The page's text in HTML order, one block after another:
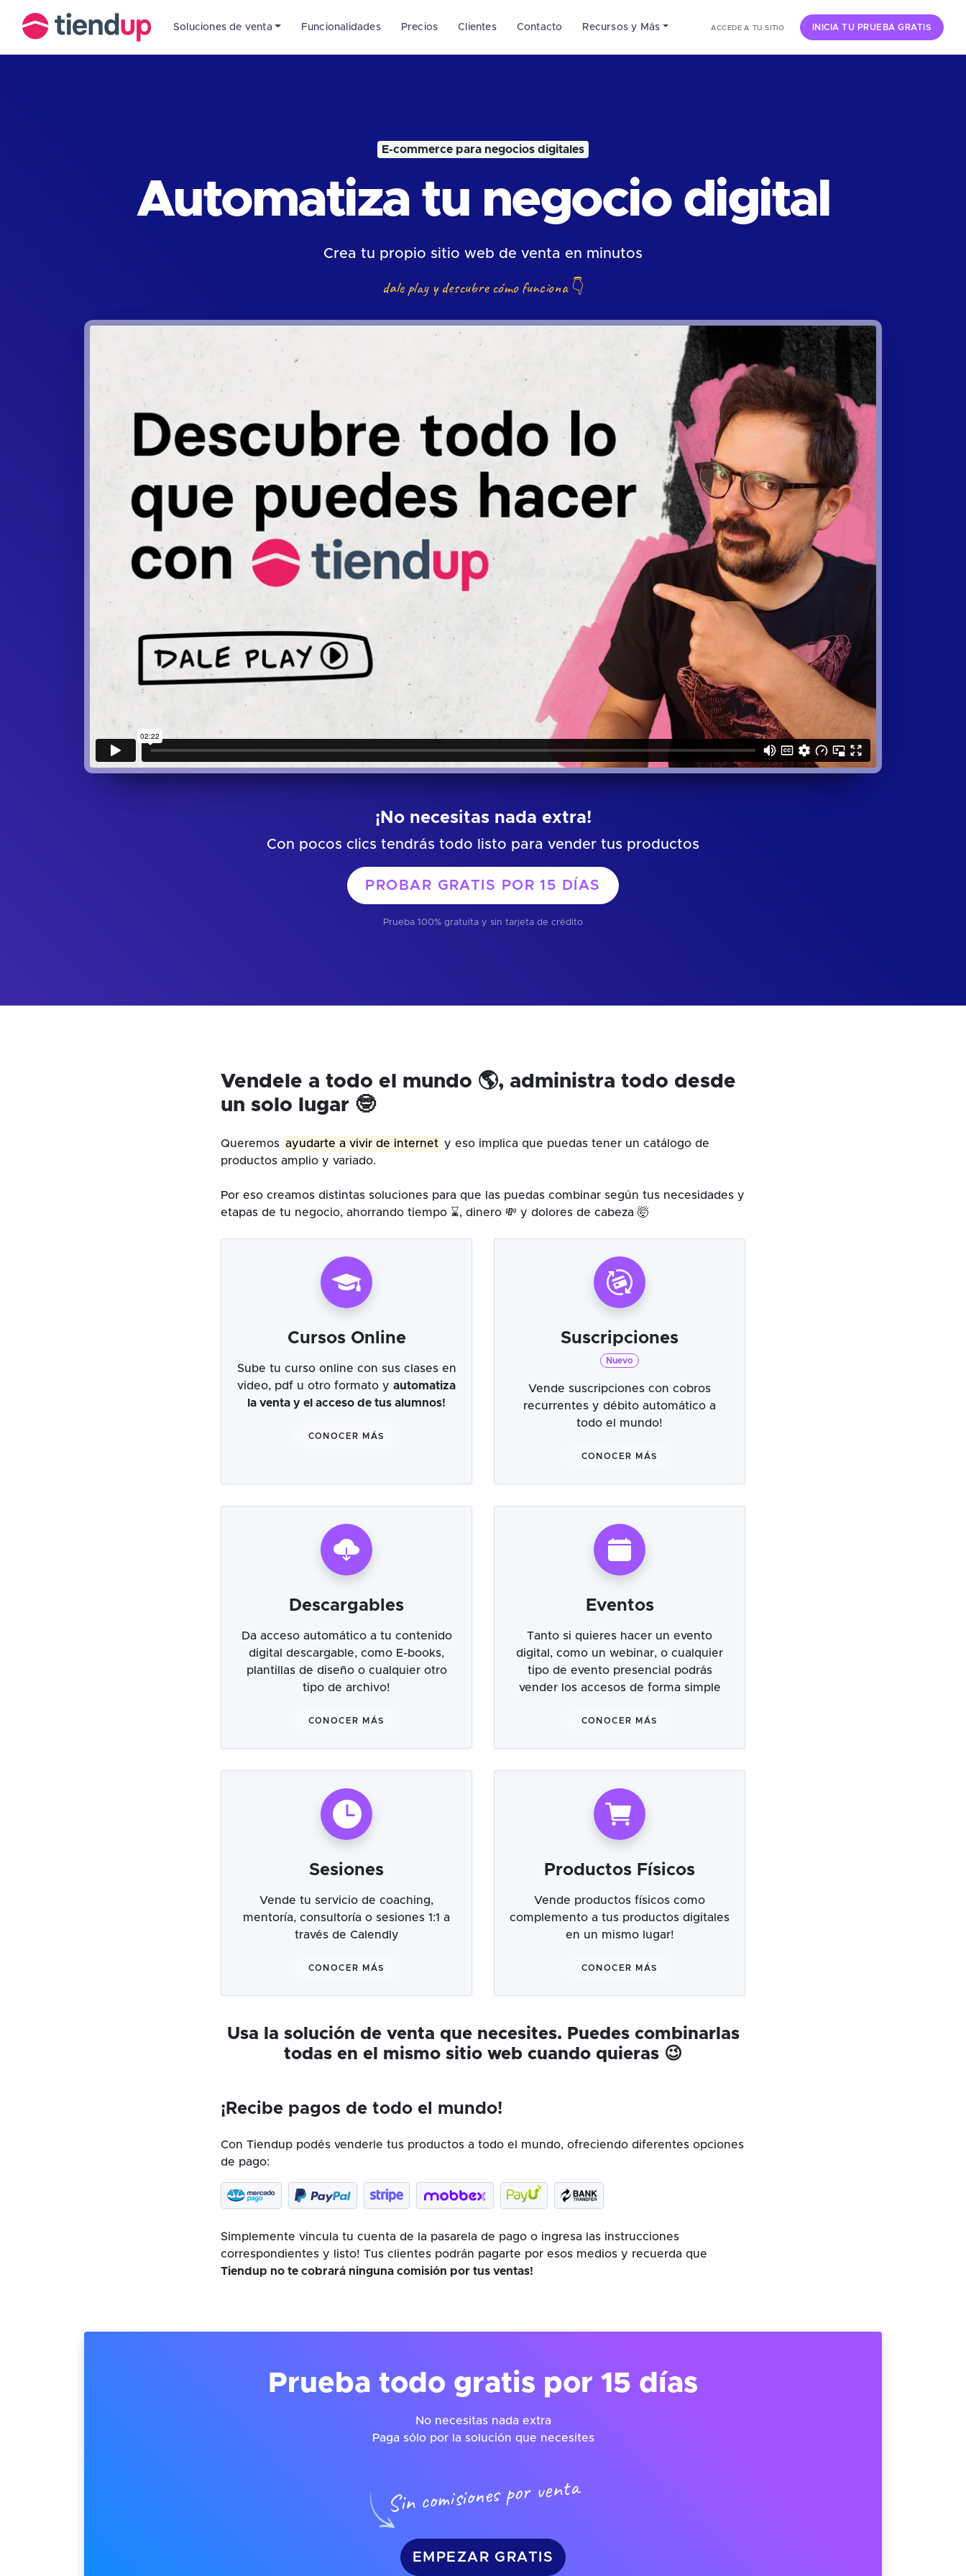
Soluciones de venta Funcionalidades Precios Clientes Contacto Recursos y Más ACCEDE A TU SITIO INICIA TU PRUEBA GRATIS
E-commerce para negocios digitales
Automatiza tu negocio digital
Crea tu propio sitio web de venta en minutos
dale play y descubre cómo funciona 👇
¡No necesitas nada extra!
Con pocos clics tendrás todo listo para vender tus productos
PROBAR GRATIS POR15 DÍAS
Prueba 100% gratuita y sin tarjeta de crédito
Vendele a todo el mundo 🌎, administra todo desde
un solo lugar 🤓
Queremos ayudarte a vivir de internet y eso implica que puedas tener un catálogo de
productos amplio y variado.
Por eso creamos distintas soluciones para que las puedas combinar según tus necesidades y
etapas de tu negocio, ahorrando tiempo ⌛, dinero 💸 y dolores de cabeza 🤯
Cursos Online
Sube tu curso online con sus clases en
video, pdf u otro formato y automatiza
la venta y el acceso de tus alumnos!
CONOCER MÁS
Suscripciones
Nuevo
Vende suscripciones con cobros
recurrentes y débito automático a
todo el mundo!
CONOCER MÁS
Descargables
Da acceso automático a tu contenido
digital descargable, como E-books,
plantillas de diseño o cualquier otro
tipo de archivo!
CONOCER MÁS
Eventos
Tanto si quieres hacer un evento
digital, como un webinar, o cualquier
tipo de evento presencial podrás
vender los accesos de forma simple
CONOCER MÁS
Sesiones
Vende tu servicio de coaching,
mentoría, consultoría o sesiones 1:1 a
través de Calendly
CONOCER MÁS
Productos Físicos
Vende productos físicos como
complemento a tus productos digitales
en un mismo lugar!
CONOCER MÁS
Usa la solución de venta que necesites. Puedes combinarlas
todas en el mismo sitio web cuando quieras 😉
¡Recibe pagos de todo el mundo!
Con Tiendup podés venderle tus productos a todo el mundo, ofreciendo diferentes opciones
de pago:
Simplemente vincula tu cuenta de la pasarela de pago o ingresa las instrucciones
correspondientes y listo! Tus clientes podrán pagarte por esos medios y recuerda que
Tiendup no te cobrará ninguna comisión por tus ventas!
Prueba todo gratis por 15 días
No necesitas nada extra
Paga sólo por la solución que necesites
Sin comisiones por venta
EMPEZAR GRATIS